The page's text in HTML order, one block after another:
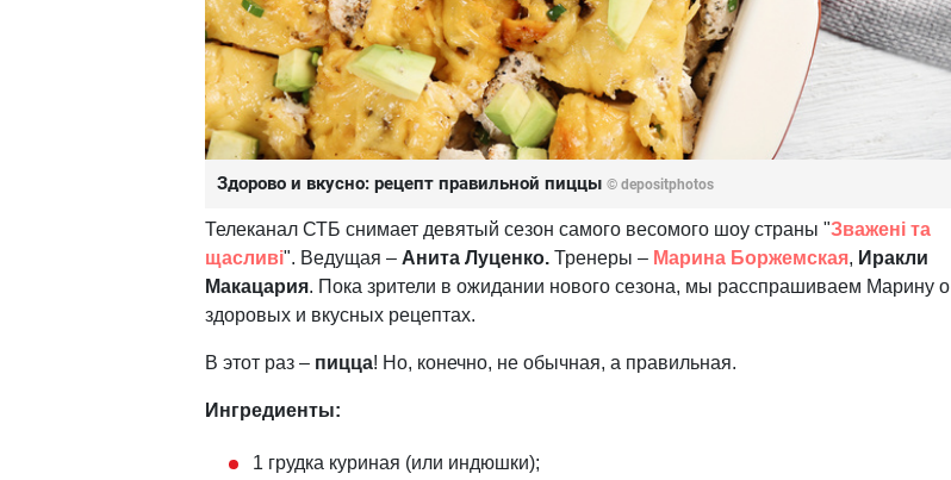
Здорово и вкусно: рецепт правильной пиццы © depositphotos
Телеканал СТБ снимает девятый сезон самого весомого шоу страны "Зважені та
щасливі". Ведущая – Анита Луценко. Тренеры – Марина Боржемская, Иракли
Макацария. Пока зрители в ожидании нового сезона, мы расспрашиваем Марину о
здоровых и вкусных рецептах.
В этот раз – пицца! Но, конечно, не обычная, а правильная.
Ингредиенты:
1 грудка куриная (или индюшки);